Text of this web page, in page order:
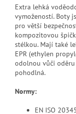
Extra lehká
vymožeností. Boty
pro větší
kompozitovou
stélkou. Mají také
EPR (ethylen
odolnou vůči
pohodlná.
Normy:
EN ISO